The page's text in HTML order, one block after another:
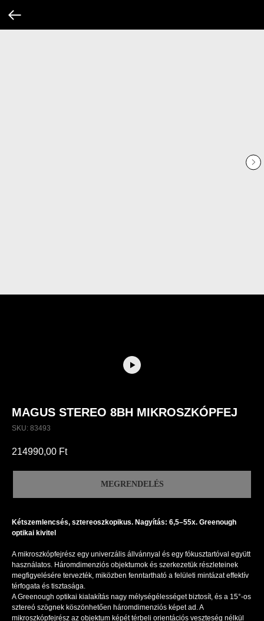
MAGUS STEREO 8BH MIKROSZKÓPFEJ
SKU: 83493
214990,00 Ft
MEGRENDELÉS
Kétszemlencsés, sztereoszkopikus. Nagyítás: 6,5–55x. Greenough
optikai kivitel
A mikroszkópfejrész egy univerzális állvánnyal és egy fókusztartóval együtt
használatos. Háromdimenziós objektumok és szerkezetük részleteinek
megfigyelésére tervezték, miközben fenntartható a felületi mintázat effektív
térfogata és tisztasága.
A Greenough optikai kialakítás nagy mélységélességet biztosít, és a 15°-os
sztereó szögnek köszönhetően háromdimenziós képet ad. A
mikroszkópfejrész az objektum képét térbeli orientációs veszteség nélkül